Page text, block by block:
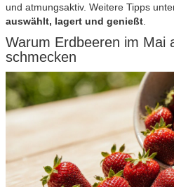
und atmungsaktiv. Weitere Tipps
auswählt, lagert und genießt
Warum Erdbeeren im Mai
schmecken